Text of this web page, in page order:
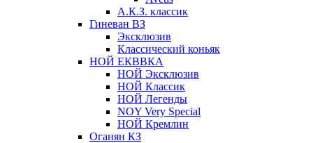
А.К.З. классик
Гиневан ВЗ
Эксклюзив
Классический коньяк
НОЙ ЕКВВКА
НОЙ Эксклюзив
НОЙ Классик
НОЙ Легенды
NOY Very Speсial
НОЙ Кремлин
Оганян КЗ